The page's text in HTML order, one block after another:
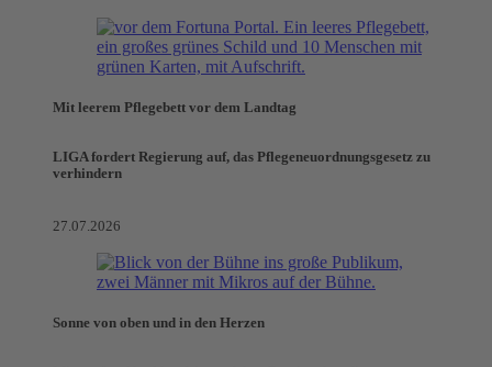
Mit leerem Pflegebett vor dem Landtag
LIGA fordert Regierung auf, das Pflegeneuordnungsgesetz zu
verhindern
27.07.2026
Sonne von oben und in den Herzen